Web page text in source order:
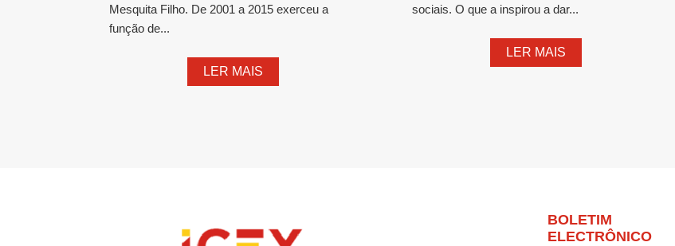
Mesquita Filho. De 2001 a 2015 exerceu a
função de...
LER MAIS
sociais. O que a inspirou a dar...
LER MAIS
BOLETIM
ELECTRÔNICO